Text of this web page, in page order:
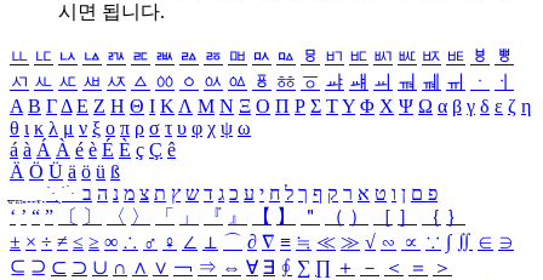
시면 됩니다.
ㅥ ㅦ ㅧ ㅨ ㅩ ㅪ ㅫ ㅬ ㅭ ㅮ ㅯ ㅰ ㅱ ㅲ ㅳ ㅴ ㅵ ㅶ ㅷ ㅸ
ㅹ
ㅺ ㅻ ㅼ ㅽ ㅾ ㅿ ㆀ ㆁ ㆂ ㆃ ㆄ ㆅ ㆆ ㆇ ㆈ ㆉ ㆊ ㆋ ㆌ ㆍ
ㆎ
Α Β ΓΔ Ε Ζ Η Θ Ι ΚΛ Μ Ν Ξ Ο Π Ρ Σ ΤΥ Φ Χ Ψ Ω α β γ δ ε ζ η
θ ι κ λ μ ν ξ ο π ρ σ τ υ φ χ ψ ω
á à Á À é è É È ç Ç ê
Ä Ö Ü ä ö ü ß
ִֶֹ ֻּ ׁׂ פ ם ן ו ט א ר ק ף ך ל ח י ע כ ג ד ש ץ ת צ מ נ ה ב
‘ ’ “ ” 〔 〕 〈 〉 「 」 『 』 【 】 ＂ （ ） ［ ］ ｛ ｝
± × ÷ ≠ ≤ ≥ ∞ ∴ ♂ ♀ ∠ ⊥ ⌒ ∂ ∇ ≡ ≒ ≪ ≫ √ ∽ ∝ ∵ ∫ ∬ ∈ ∋
⊆ ⊇ ⊂ ⊃ ∪ ∩ ∧ ∨ ￢ ⇒ ⇔ ∀ ∃ ∮ ∑ ∏ ＋ － ＜ ＝
＞